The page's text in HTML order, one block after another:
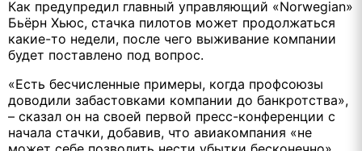
Как предупредил главный управляющий «Norwegian»
Бьёрн Хьюс, стачка пилотов может продолжаться
какие-то недели, после чего выживание компании
будет поставлено под вопрос.
«Есть бесчисленные примеры, когда профсоюзы
доводили забастовками компании до банкротства»,
– сказал он на своей первой пресс-конференции с
начала стачки, добавив, что авиакомпания «не